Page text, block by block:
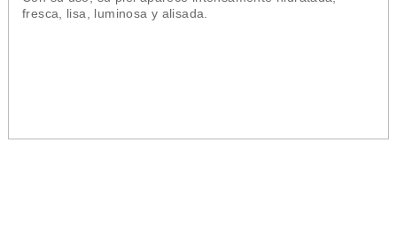
fresca, lisa, luminosa y alisada.